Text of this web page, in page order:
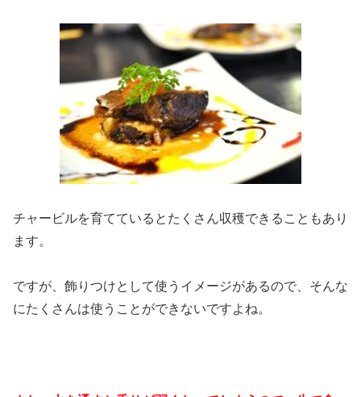
チャービルを育てているとたくさん収穫できることもあり
ます。
ですが、飾りつけとして使うイメージがあるので、そんな
にたくさんは使うことができないですよね。